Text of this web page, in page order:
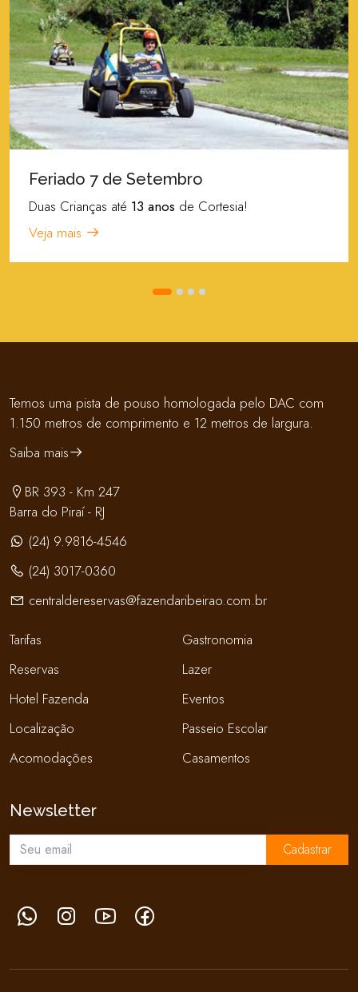
Feriado 7 de Setembro
Duas Crianças até 13 anos de Cortesia!
Veja mais
Temos uma pista de pouso homologada pelo DAC com
1.150 metros de comprimento e 12 metros de largura.
Saiba mais
BR 393 - Km 247
Barra do Piraí - RJ
(24) 9.9816-4546
(24) 3017-0360
centraldereservas@fazendaribeirao.com.br
Tarifas
Reservas
Hotel Fazenda
Localização
Acomodações
Gastronomia
Lazer
Eventos
Passeio Escolar
Casamentos
Newsletter
Cadastrar